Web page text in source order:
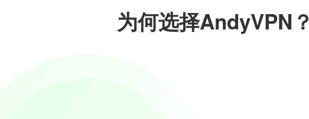
为何选择AndyVPN？